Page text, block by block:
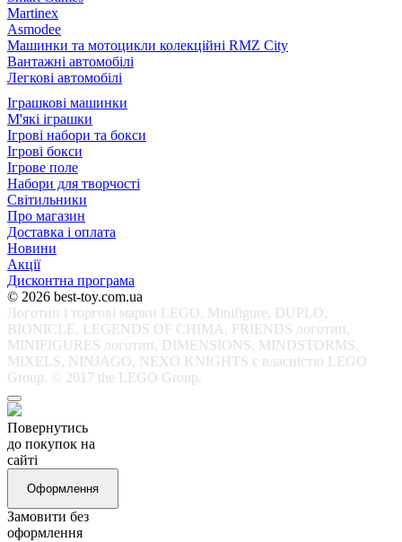
Martinex
Asmodee
Машинки та мотоцикли колекційні RMZ City
Вантажні автомобілі
Легкові автомобілі
Іграшкові машинки
М'які іграшки
Ігрові набори та бокси
Ігрові бокси
Ігрове поле
Набори для творчості
Світильники
Про магазин
Доставка і оплата
Новини
Акції
Дисконтна програма
© 2026 best-toy.com.ua
Логотип і торгові марки LEGO, Minifigure, DUPLO,
BIONICLE, LEGENDS OF CHIMA, FRIENDS логотип,
MINIFIGURES логотип, DIMENSIONS, MINDSTORMS,
MIXELS, NINJAGO, NEXO KNIGHTS є власністю LEGO
Group. © 2017 the LEGO Group.
Повернутись
до покупок на
сайті
Оформлення
Замовити без
оформлення